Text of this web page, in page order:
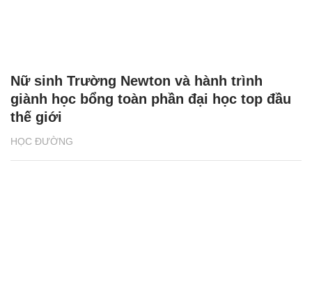
HỌC ĐƯỜNG
Nữ sinh Trường Newton và hành trình
giành học bổng toàn phần đại học top đầu
thế giới